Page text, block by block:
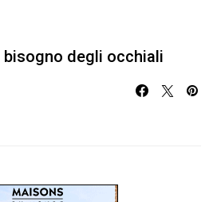
bisogno degli occhiali